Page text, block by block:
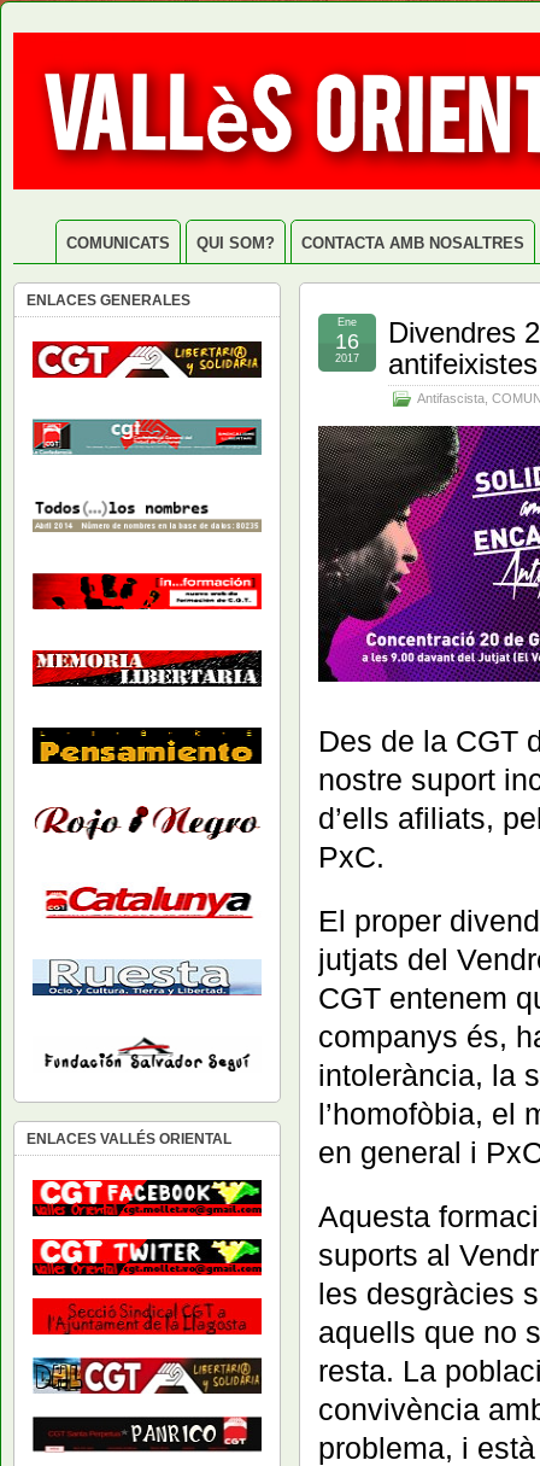
COMUNICATS QUI SOM? CONTACTA AMB NOSALTRES
Divendres
Antifascista
Ene
16
2017
Des de la CGT
nostre suport
d’ells afiliats,
PxC.
El proper
jutjats del
CGT entenem
companys és,
intolerància, la
l’homofòbia, el
en general i
Aquesta
suports al
les desgràcies
aquells que no
resta. La
convivència
problema, i
ENLACES GENERALES
ENLACES VALLÉS ORIENTAL